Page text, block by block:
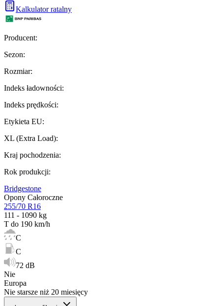
Kalkulator ratalny
Producent:
Sezon:
Rozmiar:
Indeks ładowności:
Indeks prędkości:
Etykieta EU:
XL (Extra Load):
Kraj pochodzenia:
Rok produkcji:
Bridgestone
Opony Całoroczne
255/70 R16
111 - 1090 kg
T do 190 km/h
C
C
72 dB
Nie
Europa
Nie starsze niż 20 miesięcy